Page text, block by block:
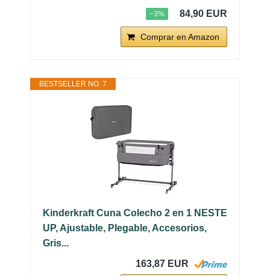
−3% 84,90 EUR
Comprar en Amazon
BESTSELLER NO. 7
Kinderkraft Cuna Colecho 2 en 1 NESTE
UP, Ajustable, Plegable, Accesorios,
Gris...
163,87 EUR